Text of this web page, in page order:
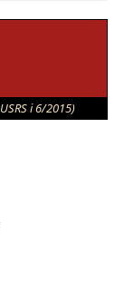
i 6/2015)